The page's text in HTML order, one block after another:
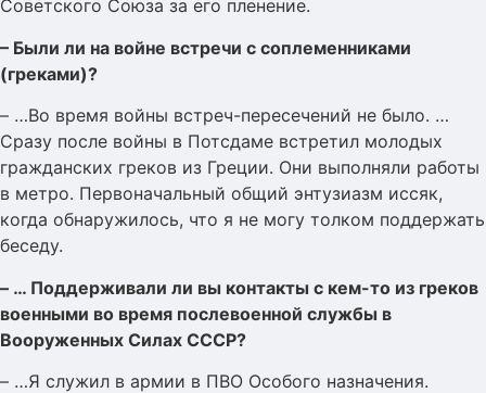
Советского Союза за его пленение.
– Были ли на войне встречи с соплеменниками
(греками)?
– …Во время войны встреч-пересечений не было. …
Сразу после войны в Потсдаме встретил молодых
гражданских греков из Греции. Они выполняли работы
в метро. Первоначальный общий энтузиазм иссяк,
когда обнаружилось, что я не могу толком поддержать
беседу.
– … Поддерживали ли вы контакты с кем-то из греков
военными во время послевоенной службы в
Вооруженных Силах СССР?
– …Я служил в армии в ПВО Особого назначения.